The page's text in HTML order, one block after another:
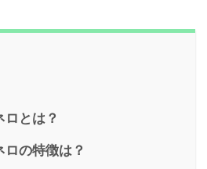
とは？
の特徴は？